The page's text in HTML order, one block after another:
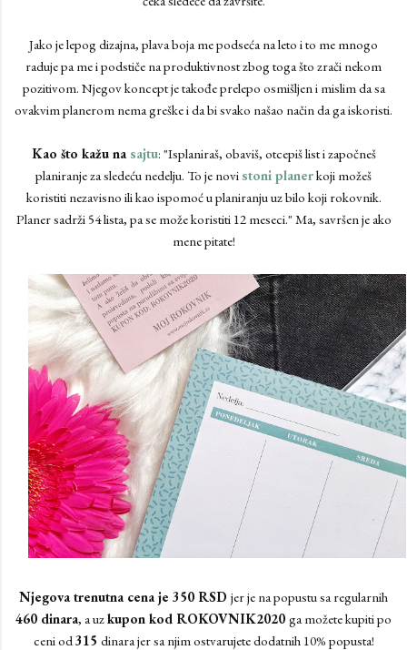
Jako je lepog dizajna, plava boja me podseća na leto i to me mnogo
raduje pa me i podstiče na produktivnost zbog toga što zrači nekom
pozitivom. Njegov koncept je takođe prelepo osmišljen i mislim da sa
ovakvim planerom nema greške i da bi svako našao način da ga iskoristi.
Kao što kažu na sajtu: "Isplaniraš, obaviš, otcepiš list i započneš
planiranje za sledeću nedelju. To je novistoni planerkoji možeš
koristiti nezavisno ili kao ispomoć u planiranju uz bilo koji rokovnik.
Planer sadrži 54 lista, pa se može koristiti 12 meseci." Ma, savršen je ako
mene pitate!
Njegova trenutna cena je 350 RSD jer je na popustu sa regularnih
460 dinara, a uzkupon kod ROKOVNIK2020 ga možete kupiti po
ceni od315 dinara jer sa njim ostvarujete dodatnih 10% popusta!